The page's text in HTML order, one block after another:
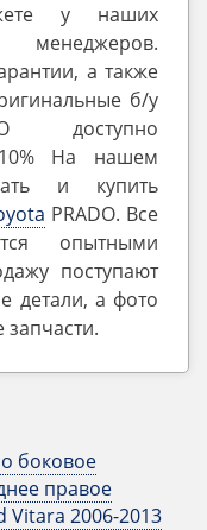
у наших
а также
б/у
доступно
10% На нашем
и купить
PRADO. Все
опытными
поступают
детали, а фото
запчасти.
боковое
правое
Vitara 2006-2013